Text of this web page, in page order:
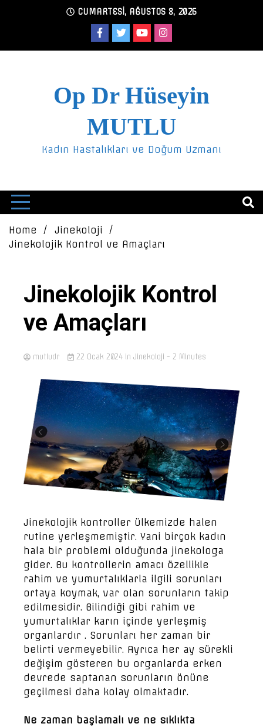
CUMARTESI, AĞUSTOS 8, 2026
Op Dr Hüseyin
MUTLU
Kadın Hastalıkları ve Doğum Uzmanı
Home
Jinekoloji
Jinekolojik Kontrol ve Amaçları
Jinekolojik Kontrol
ve Amaçları
mutludr 22 Ocak 2024 in Jinekoloji - 2 Minutes
Jinekolojik kontroller ülkemizde halen
rutine yerleşmemiştir. Yani birçok kadın
hala bir problemi olduğunda jinekologa
gider. Bu kontrollerin amacı özellikle
rahim ve yumurtalıklarla ilgili sorunları
ortaya koymak, var olan sorunların takip
edilmesidir. Bilindiği gibi rahim ve
yumurtalıklar karın içinde yerleşmiş
organlardır . Sorunları her zaman bir
belirti vermeyebilir. Ayrıca her ay sürekli
değişim gösteren bu organlarda erken
devrede saptanan sorunların önüne
geçilmesi daha kolay olmaktadır.
Ne zaman başlamalı ve ne sıklıkta